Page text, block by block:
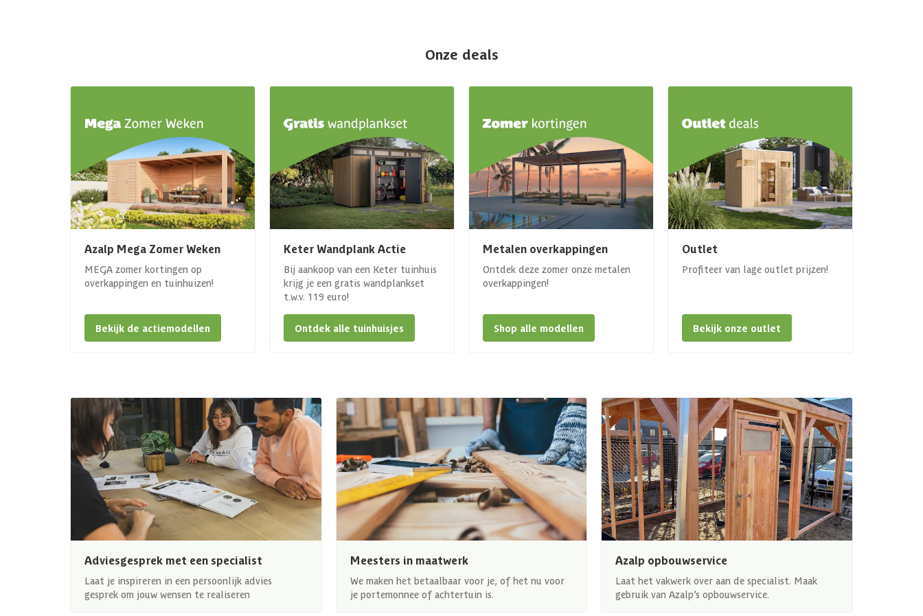
Onze deals
Azalp Mega Zomer Weken
MEGA zomer kortingen op
overkappingen en tuinhuizen!
Bekijk de actiemodellen
Keter Wandplank Actie
Bij aankoop van een Keter tuinhuis
krijg je een gratis wandplankset
t.w.v. 119 euro!
Ontdek alle tuinhuisjes
Metalen overkappingen
Ontdek deze zomer onze metalen
overkappingen!
Shop alle modellen
Outlet
Profiteer van lage outlet prijzen!
Bekijk onze outlet
Adviesgesprek met een specialist
Laat je inspireren in een persoonlijk advies
gesprek om jouw wensen te realiseren
Meesters in maatwerk
We maken het betaalbaar voor je, of het nu voor
je portemonnee of achtertuin is.
Azalp opbouwservice
Laat het vakwerk over aan de specialist. Maak
gebruik van Azalp’s opbouwservice.